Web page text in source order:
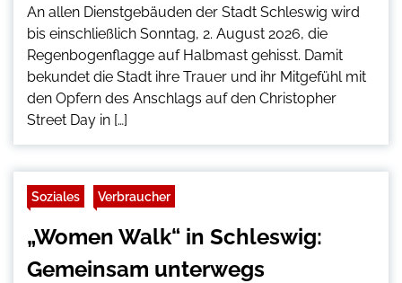
An allen Dienstgebäuden der Stadt Schleswig wird
bis einschließlich Sonntag, 2. August 2026, die
Regenbogenflagge auf Halbmast gehisst. Damit
bekundet die Stadt ihre Trauer und ihr Mitgefühl mit
den Opfern des Anschlags auf den Christopher
Street Day in […]
Soziales Verbraucher
„Women Walk“ in Schleswig:
Gemeinsam unterwegs